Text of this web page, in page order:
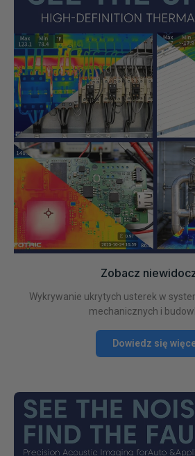
Zobacz
Wykrywanie ukrytych usterek w
mechanicznych i
Dowiedz się